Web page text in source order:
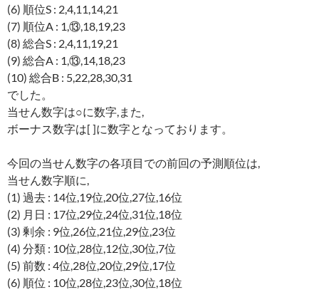
(6) 順位S : 2,4,11,14,21
(7) 順位A : 1,⑬,18,19,23
(8) 総合S : 2,4,11,19,21
(9) 総合A : 1,⑬,14,18,23
(10) 総合B : 5,22,28,30,31
でした。
当せん数字は○に数字,また,
ボーナス数字は[ ]に数字となっております。
今回の当せん数字の各項目での前回の予測順位は,
当せん数字順に,
(1) 過去 : 14位,19位,20位,27位,16位
(2) 月日 : 17位,29位,24位,31位,18位
(3) 剰余 : 9位,26位,21位,29位,23位
(4) 分類 : 10位,28位,12位,30位,7位
(5) 前数 : 4位,28位,20位,29位,17位
(6) 順位 : 10位,28位,23位,30位,18位